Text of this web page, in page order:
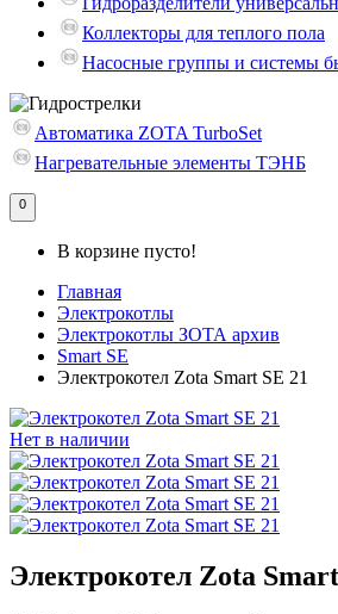
Коллекторы для теплого пола
Насосные группы и системы
Автоматика ZOTA TurboSet
Нагревательные элементы ТЭНБ
0
В корзине пусто!
Главная
Электрокотлы
Электрокотлы ЗОТА архив
Smart SE
Электрокотел Zota Smart SE 21
Нет в наличии
Электрокотел Zota